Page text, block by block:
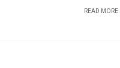
READ MORE